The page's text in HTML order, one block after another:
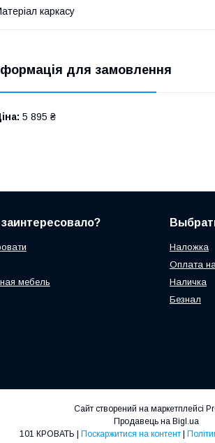
каркасу
для замовлення
5 895 ₴
мебель
Наложка
Оплата
Наличка
Безнал
Сайт створений на маркетплейсі
Продавець на Bigl.ua
Поскаржитися на контент